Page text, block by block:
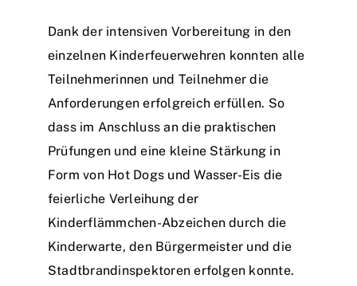
Dank der intensiven Vorbereitung in den
einzelnen Kinderfeuerwehren konnten alle
Teilnehmerinnen und Teilnehmer die
Anforderungen erfolgreich erfüllen. So
dass im Anschluss an die praktischen
Prüfungen und eine kleine Stärkung in
Form von Hot Dogs und Wasser-Eis die
feierliche Verleihung der
Kinderflämmchen-Abzeichen durch die
Kinderwarte, den Bürgermeister und die
Stadtbrandinspektoren erfolgen konnte.